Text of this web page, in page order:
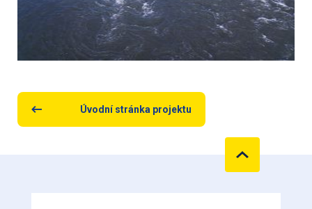
Úvodní stránka projektu